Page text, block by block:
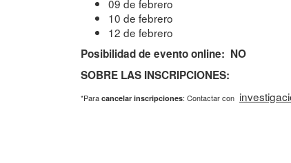
09 de febrero
10 de febrero
12 de febrero
Posibilidad de evento online: NO
SOBRE LAS INSCRIPCIONES:
*Para cancelar inscripciones: Contactar con